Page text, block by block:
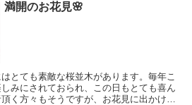
満開のお花見🌸
とても素敵な桜並木があります。毎年こ
みにされておられ、この日もとても喜ん
く方々もそうですが、お花見に出かける